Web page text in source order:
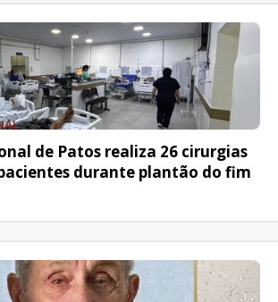
de Patos realiza 26 cirurgias
durante plantão do fim